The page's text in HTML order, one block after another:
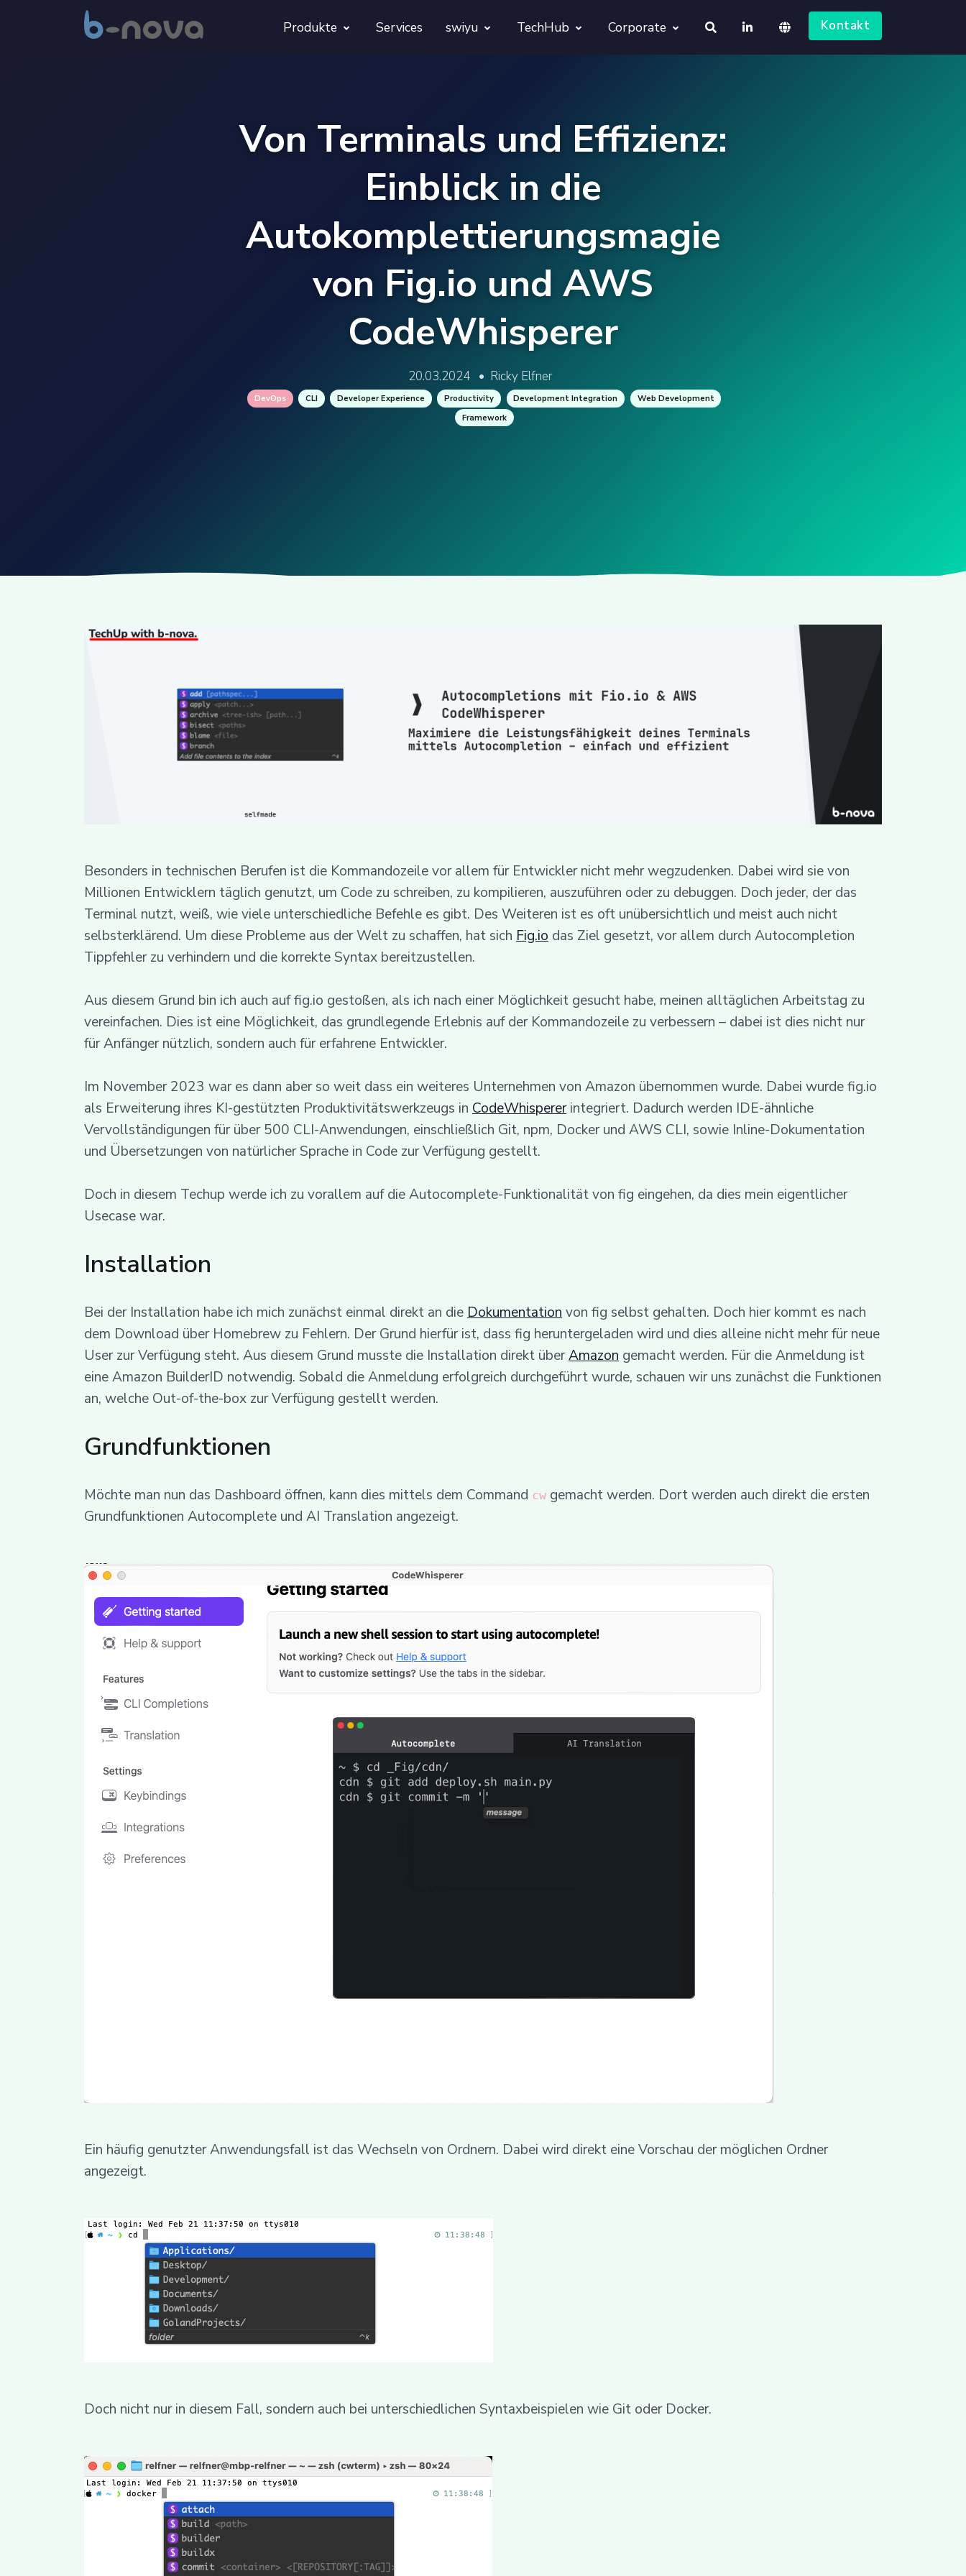
Produkte
Projekte
Services swiyu
Provara
Provica
TechHub Corporate Kontakt
Von Terminals und Effizienz:
Einblick in die
Autokomplettierungsmagie
von Fig.io und AWS
CodeWhisperer
20.03.2024 • Ricky Elfner
DevOps CLI Developer Experience Productivity Development Integration
Web Development
Framework
Besonders in technischen Berufen ist die Kommandozeile vor allem für Entwickler nicht mehr wegzudenken. Dabei wird sie von
Millionen Entwicklern täglich genutzt, um Code zu schreiben, zu kompilieren, auszuführen oder zu debuggen. Doch jeder, der das
Terminal nutzt, weiß, wie viele unterschiedliche Befehle es gibt. Des Weiteren ist es oft unübersichtlich und meist auch nicht
selbsterklärend. Um diese Probleme aus der Welt zu schaffen, hat sich Fig.io das Ziel gesetzt, vor allem durch Autocompletion
Tippfehler zu verhindern und die korrekte Syntax bereitzustellen.
Aus diesem Grund bin ich auch auf fig.io gestoßen, als ich nach einer Möglichkeit gesucht habe, meinen alltäglichen Arbeitstag zu
vereinfachen. Dies ist eine Möglichkeit, das grundlegende Erlebnis auf der Kommandozeile zu verbessern – dabei ist dies nicht nur
für Anfänger nützlich, sondern auch für erfahrene Entwickler.
Im November 2023 war es dann aber so weit dass ein weiteres Unternehmen von Amazon übernommen wurde. Dabei wurde fig.io
als Erweiterung ihres KI-gestützten Produktivitätswerkzeugs in CodeWhispererintegriert. Dadurch werden IDE-ähnliche
Vervollständigungen für über 500 CLI-Anwendungen, einschließlich Git, npm, Docker und AWS CLI, sowie Inline-Dokumentation
und Übersetzungen von natürlicher Sprache in Code zur Verfügung gestellt.
Doch in diesem Techup werde ich zu vorallem auf die Autocomplete-Funktionalität von fig eingehen, da dies mein eigentlicher
Usecase war.
Installation
Bei der Installation habe ich mich zunächst einmal direkt an die Dokumentation von fig selbst gehalten. Doch hier kommt es nach
dem Download über Homebrew zu Fehlern. Der Grund hierfür ist, dass fig heruntergeladen wird und dies alleine nicht mehr für neue
User zur Verfügung steht. Aus diesem Grund musste die Installation direkt überAmazon gemacht werden. Für die Anmeldung ist
eine Amazon BuilderID notwendig. Sobald die Anmeldung erfolgreich durchgeführt wurde, schauen wir uns zunächst die Funktionen
an, welche Out-of-the-box zur Verfügung gestellt werden.
Grundfunktionen
Möchte man nun das Dashboard öffnen, kann dies mittels dem Command cw gemacht werden. Dort werden auch direkt die ersten
Grundfunktionen Autocomplete und AI Translation angezeigt.
Ein häufig genutzter Anwendungsfall ist das Wechseln von Ordnern. Dabei wird direkt eine Vorschau der möglichen Ordner
angezeigt.
Doch nicht nur in diesem Fall, sondern auch bei unterschiedlichen Syntaxbeispielen wie Git oder Docker.